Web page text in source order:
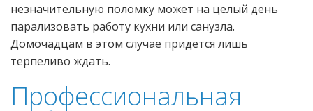
незначительную поломку может на целый день
парализовать работу кухни или санузла.
Домочадцам в этом случае придется лишь
терпеливо ждать.
Профессиональная